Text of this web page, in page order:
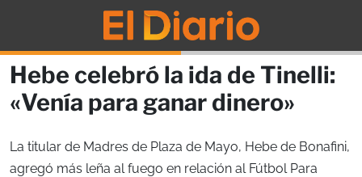
Hebe celebró la ida de Tinelli:
«Venía para ganar dinero»
La titular de Madres de Plaza de Mayo, Hebe de Bonafini,
agregó más leña al fuego en relación al Fútbol Para